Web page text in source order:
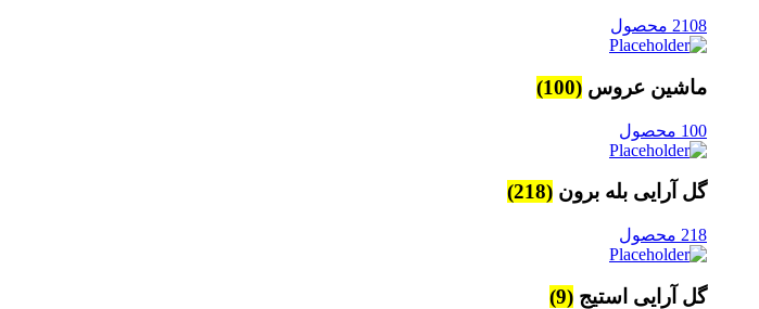
2108 محصول
ماشین عروس (100)
100 محصول
گل آرایی بله برون (218)
218 محصول
گل آرایی استیج (9)